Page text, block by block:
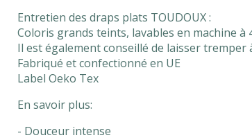
Entretien des draps plats TOUDOUX :
Coloris grands teints, lavables en machine à
Il est également conseillé de laisser
Fabriqué et confectionné en UE
Label Oeko Tex
En savoir plus:
- Douceur intense